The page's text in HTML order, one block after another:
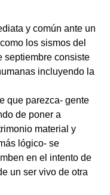
y común ante un
los sismos del
septiembre consiste
incluyendo la
que parezca- gente
de poner a
material y
lógico- se
en el intento de
un ser vivo de otra